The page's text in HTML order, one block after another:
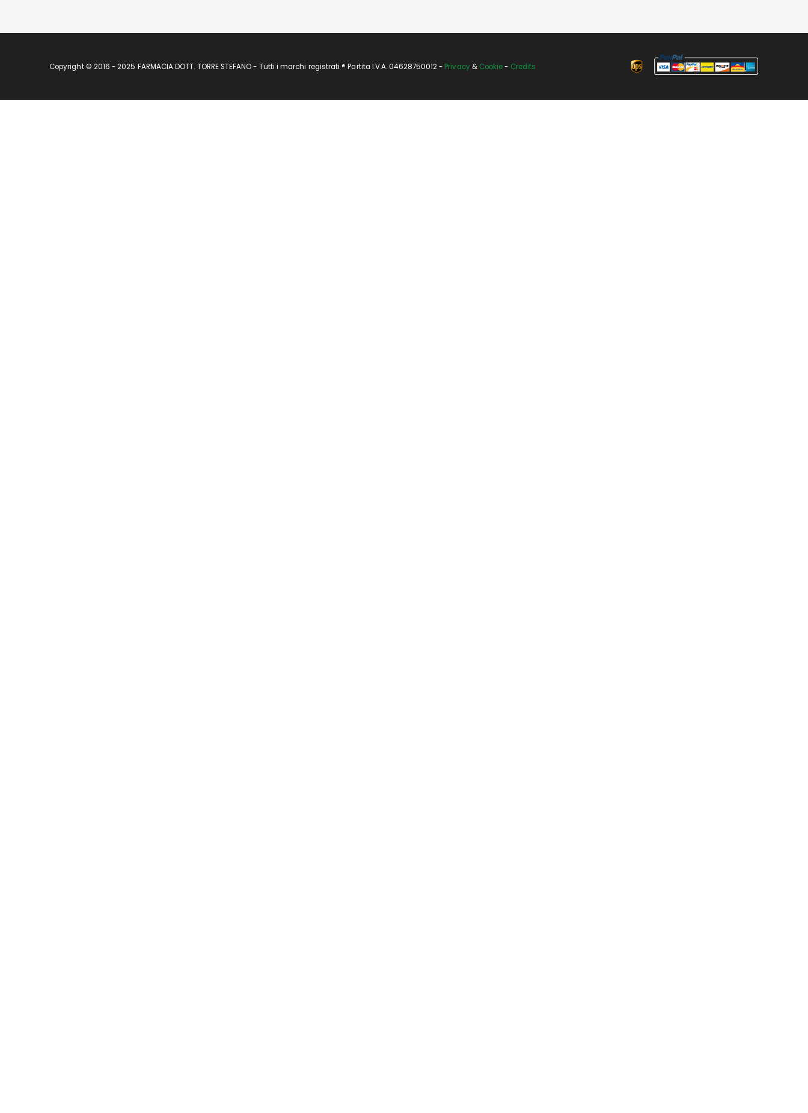
Copyright © 2016 - 2025 FARMACIA DOTT. TORRE STEFANO - Tutti i marchi registrati ® Partita I.V.A. 04628750012 - Privacy& Cookie- Credits